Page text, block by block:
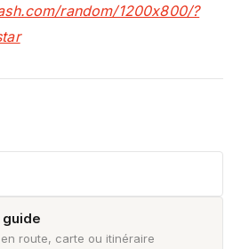
random/1200x800/?
route, carte ou itinéraire